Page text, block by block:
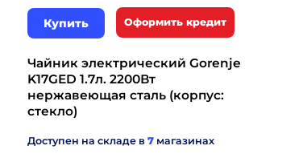
Купить Оформить кредит
Чайник электрический Gorenje
K17GED 1.7л. 2200Вт
нержавеющая сталь (корпус:
стекло)
Доступен на складе в 7 магазинах